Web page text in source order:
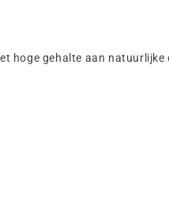
hoge gehalte aan